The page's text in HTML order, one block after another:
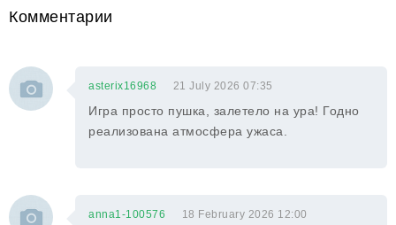
Комментарии
asterix16968 21 July 2026 07:35
Игра просто пушка, залетело на ура! Годно
реализована атмосфера ужаса.
anna1-100576 18 February 2026 12:00